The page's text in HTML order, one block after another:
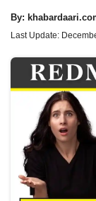
By:
Last Update: